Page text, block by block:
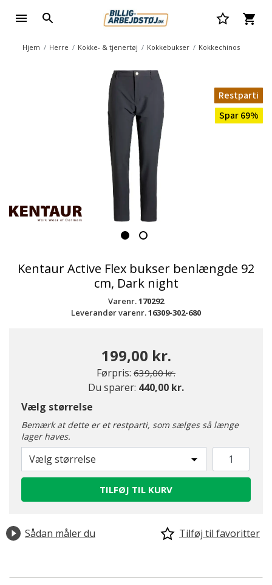
Hjem Herre Kokke- & tjenertøj Kokkebukser Kokkechinos
Restparti
Spar 69%
Kentaur Active Flex bukser benlængde 92
cm, Dark night
Varenr.170292
Leverandør varenr.16309-302-680
199,00 kr.
Førpris: Pris nedsat fra
639,00 kr.til
Du sparer: 440,00 kr.
Vælg størrelse
Bemærk at dette er et restparti, som sælges så længe
lager haves.
Vælg størrelse
TILFØJ TIL KURV
Sådan måler du Tilføj til favoritter